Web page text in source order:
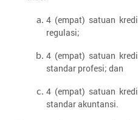
4 (empat) satuan
regulasi;
4 (empat) satuan
standar profesi; dan
4 (empat) satuan
standar akuntansi.